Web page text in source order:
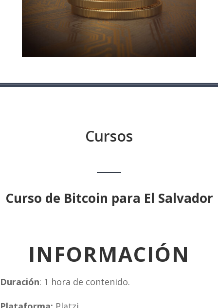
Cursos
Curso de Bitcoin para El Salvador
INFORMACIÓN
Duración: 1 hora de contenido.